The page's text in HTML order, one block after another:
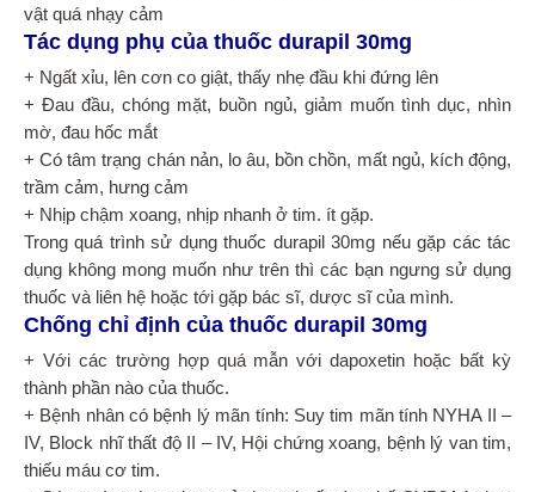
vật quá nhạy cảm
Tác dụng phụ của thuốc durapil 30mg
+ Ngất xỉu, lên cơn co giật, thấy nhẹ đầu khi đứng lên
+ Đau đầu, chóng mặt, buồn ngủ, giảm muốn tình dục, nhìn
mờ, đau hốc mắt
+ Có tâm trạng chán nản, lo âu, bồn chồn, mất ngủ, kích động,
trầm cảm, hưng cảm
+ Nhịp chậm xoang, nhịp nhanh ở tim. ít gặp.
Trong quá trình sử dụng thuốc durapil 30mg nếu gặp các tác
dụng không mong muốn như trên thì các bạn ngưng sử dụng
thuốc và liên hệ hoặc tới gặp bác sĩ, dược sĩ của mình.
Chống chỉ định của thuốc durapil 30mg
+ Với các trường hợp quá mẫn với dapoxetin hoặc bất kỳ
thành phần nào của thuốc.
+ Bệnh nhân có bệnh lý mãn tính: Suy tim mãn tính NYHA II –
IV, Block nhĩ thất độ II – IV, Hội chứng xoang, bệnh lý van tim,
thiếu máu cơ tim.